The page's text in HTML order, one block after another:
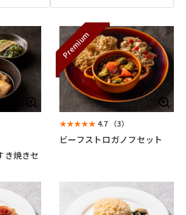
き焼きセ
Premium
★★★★★4.7 （3）
ビーフストロガノフセット